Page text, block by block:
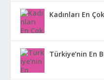
Kadınları En
Türkiye’nin En